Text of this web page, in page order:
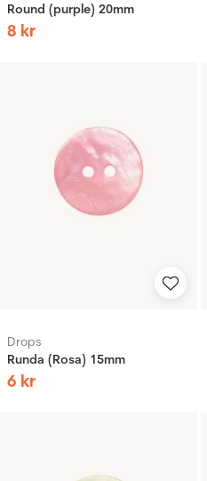
Round (purple) 20mm
8 kr
Drops
Runda (Rosa) 15mm
6 kr